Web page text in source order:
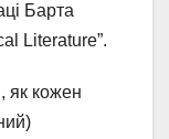
Барта
Literature”.
як кожен